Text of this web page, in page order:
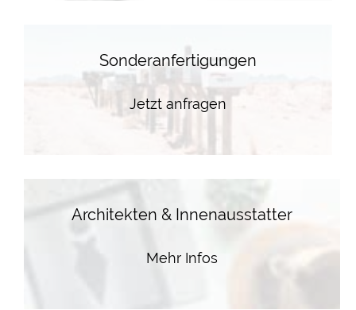
Sonderanfertigungen
Jetzt anfragen
Architekten & Innenausstatter
Mehr Infos